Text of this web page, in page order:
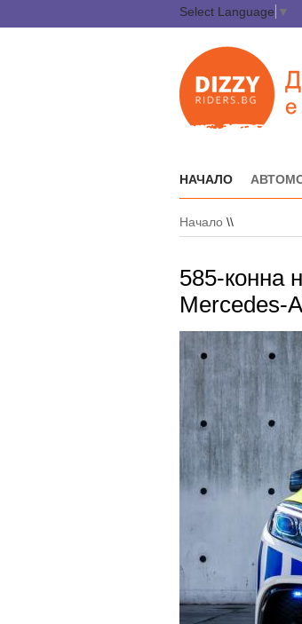
Select Language ▼
НАЧАЛО
Начало \\
585-конна
Mercedes-